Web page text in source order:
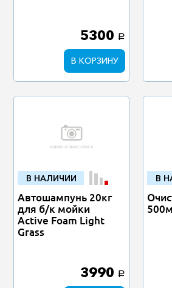
5300 a
В КОРЗИНУ
В НАЛИЧИИ
Автошампунь 20кг
для б/к мойки
Active Foam Light
Grass
3990 a
В